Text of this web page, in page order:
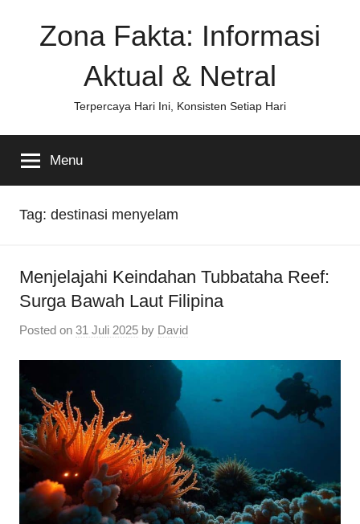
Zona Fakta: Informasi
Aktual & Netral
Terpercaya Hari Ini, Konsisten Setiap Hari
Menu
Tag: destinasi menyelam
Menjelajahi Keindahan Tubbataha Reef:
Surga Bawah Laut Filipina
Posted on 31 Juli 2025 by David